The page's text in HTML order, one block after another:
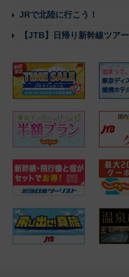
JRで北陸に行こう！
【JTB】日帰り新幹線ツアー